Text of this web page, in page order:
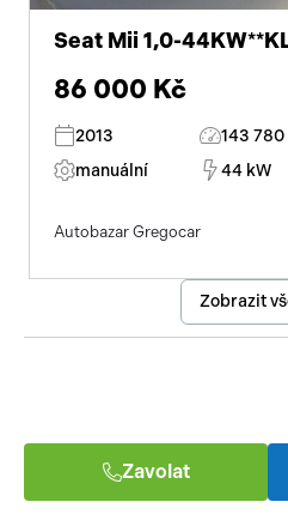
Seat Mii 1,0-
86 000 Kč
2013 143 780
manuální
44 kW
Autobazar Gregocar
Zobrazit
Zavolat